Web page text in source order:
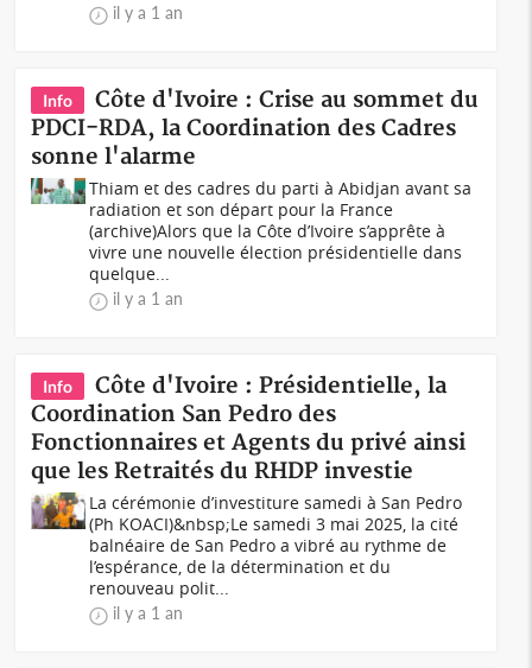
il y a 1 an
Info
Côte d'Ivoire : Crise au sommet du
PDCI-RDA, la Coordination des Cadres
sonne l'alarme
Thiam et des cadres du parti à Abidjan avant sa
radiation et son départ pour la France
(archive)Alors que la Côte d’Ivoire s’apprête à
vivre une nouvelle élection présidentielle dans
quelque...
il y a 1 an
Info
Côte d'Ivoire : Présidentielle, la
Coordination San Pedro des
Fonctionnaires et Agents du privé ainsi
que les Retraités du RHDP investie
La cérémonie d’investiture samedi à San Pedro
(Ph KOACI)&nbsp;Le samedi 3 mai 2025, la cité
balnéaire de San Pedro a vibré au rythme de
l’espérance, de la détermination et du
renouveau polit...
il y a 1 an